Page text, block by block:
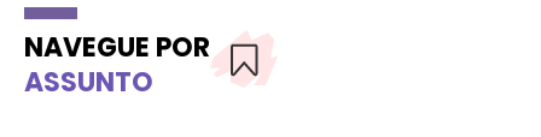
NAVEGUE POR
ASSUNTO